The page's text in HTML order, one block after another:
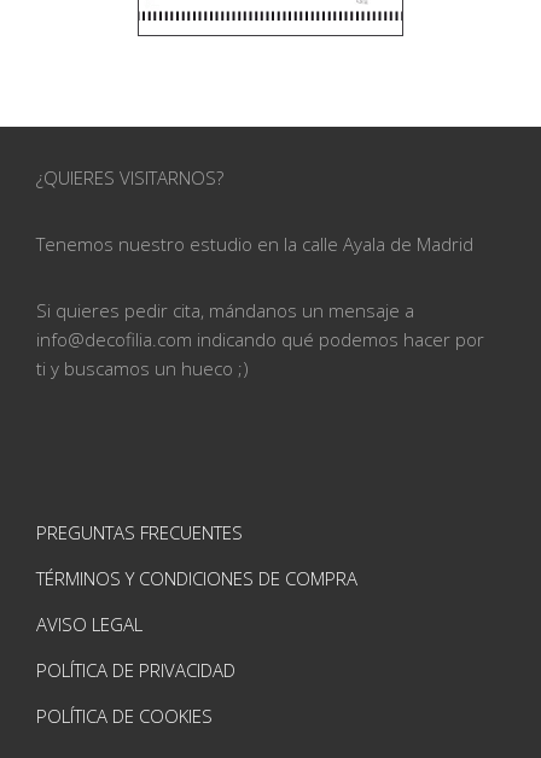
¿QUIERES VISITARNOS?
Tenemos nuestro estudio en la calle Ayala de Madrid
Si quieres pedir cita, mándanos un mensaje a
info@decofilia.com indicando qué podemos hacer por
ti y buscamos un hueco ;)
PREGUNTAS FRECUENTES
TÉRMINOS Y CONDICIONES DE COMPRA
AVISO LEGAL
POLÍTICA DE PRIVACIDAD
POLÍTICA DE COOKIES